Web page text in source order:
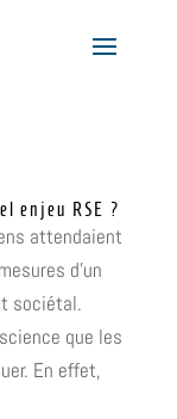
enjeu RSE ?
attendaient
d’un
sociétal.
que les
En effet,